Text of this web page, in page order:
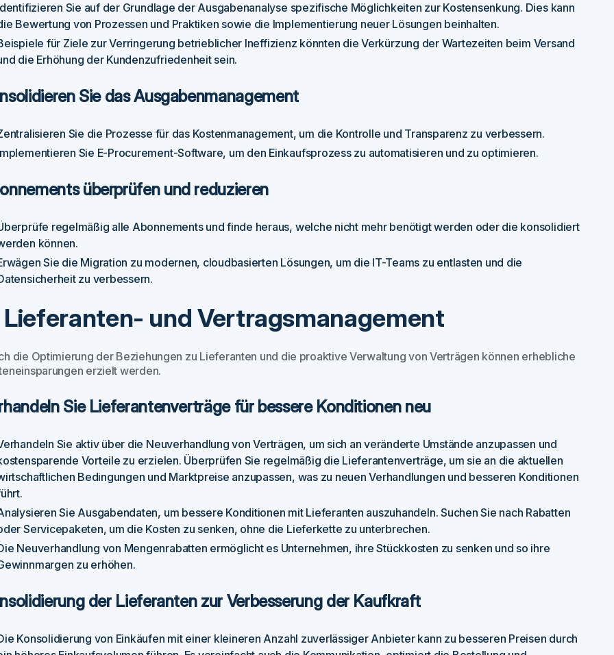
Sie auf der Grundlage der Ausgabenanalyse spezifische Möglichkeiten zur Kostensenkung. Dies kann
Bewertung von Prozessen und Praktiken sowie die Implementierung neuer Lösungen beinhalten.
für Ziele zur Verringerung betrieblicher Ineffizienz könnten die Verkürzung der Wartezeiten beim Versand
die Erhöhung der Kundenzufriedenheit sein.
Sie das Ausgabenmanagement
Sie die Prozesse für das Kostenmanagement, um die Kontrolle und Transparenz zu verbessern.
Sie E-Procurement-Software, um den Einkaufsprozess zu automatisieren und zu optimieren.
überprüfen und reduzieren
regelmäßig alle Abonnements und finde heraus, welche nicht mehr benötigt werden oder die konsolidiert
können.
Sie die Migration zu modernen, cloudbasierten Lösungen, um die IT-Teams zu entlasten und die
zu verbessern.
Lieferanten- und Vertragsmanagement
die Optimierung der Beziehungen zu Lieferanten und die proaktive Verwaltung von Verträgen können erhebliche
erzielt werden.
Sie Lieferantenverträge für bessere Konditionen neu
Sie aktiv über die Neuverhandlung von Verträgen, um sich an veränderte Umstände anzupassen und
Vorteile zu erzielen. Überprüfen Sie regelmäßig die Lieferantenverträge, um sie an die aktuellen
Bedingungen und Marktpreise anzupassen, was zu neuen Verhandlungen und besseren Konditionen
Sie Ausgabendaten, um bessere Konditionen mit Lieferanten auszuhandeln. Suchen Sie nach Rabatten
Servicepaketen, um die Kosten zu senken, ohne die Lieferkette zu unterbrechen.
Neuverhandlung von Mengenrabatten ermöglicht es Unternehmen, ihre Stückkosten zu senken und so ihre
zu erhöhen.
der Lieferanten zur Verbesserung der Kaufkraft
Konsolidierung von Einkäufen mit einer kleineren Anzahl zuverlässiger Anbieter kann zu besseren Preisen durch